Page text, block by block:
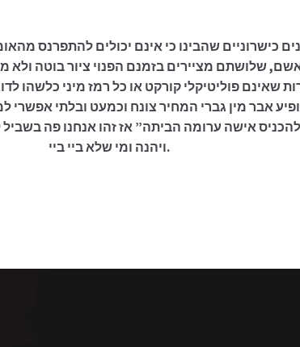
פרקש תציג בשבוע האיור 3 אומנים כישרוניים שהבינו כי אינם
שלושתם מציירים בזמנם הפנוי ציור בוטה ולא
שאינם פוליטיקלי קורקט או כל רמז מיני כלשהו
אבר מין גברי המחיר צונח וכמעט ובלתי
להכניס אישה ערומה הביתה” אז זהו אנחנו פה
ויהנה ומי שלא ביי ביי.